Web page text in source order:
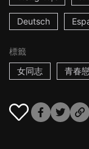
Deutsch
標籤
女同志
青春